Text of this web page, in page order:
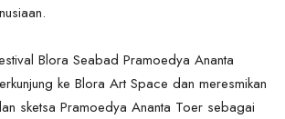
Blora Seabad Pramoedya Ananta
ke Blora Art Space dan meresmikan
sketsa Pramoedya Ananta Toer sebagai